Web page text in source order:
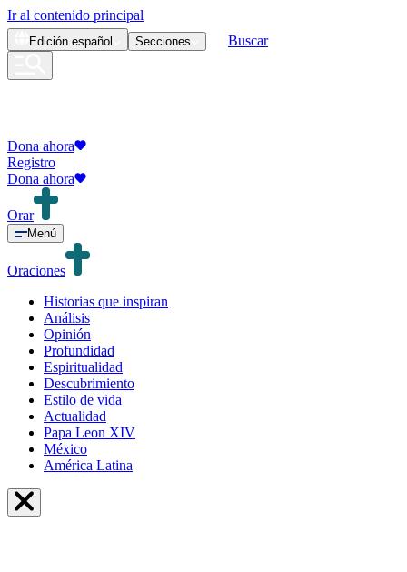
Ir al contenido principal
Edición español Secciones Buscar
Dona ahora
Registro
Dona ahora
Orar
Menú
Oraciones
Historias que inspiran
Análisis
Opinión
Profundidad
Espiritualidad
Descubrimiento
Estilo de vida
Actualidad
Papa Leon XIV
México
América Latina